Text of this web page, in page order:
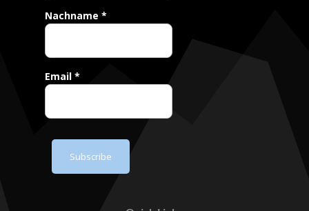
Nachname *
Email *
Subscribe